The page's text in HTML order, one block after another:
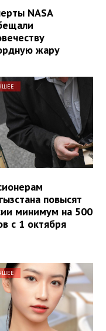
NASA
жару
повысят
минимум на 500
с 1 октября